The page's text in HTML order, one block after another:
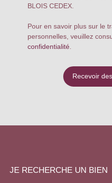
8 pièces, dont4
spacieuses plus
un bureau ,
offrent un
membres de la
intimité et une
m², un véritable
BLOIS CEDEX.
Pour en savoir plus sur le
personnelles, veuillez
confidentialité
Recevoir
JE RECHERCHE UN BIEN